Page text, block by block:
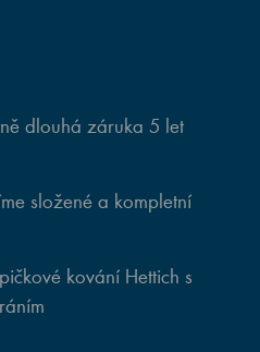
dlouhá záruka 5 let
složené a kompletní
kování Hettich s